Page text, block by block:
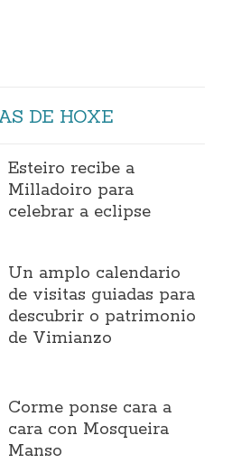
DE HOXE
Esteiro recibe a
Milladoiro para
celebrar a eclipse
Un amplo calendario
de visitas guiadas para
descubrir o patrimonio
de Vimianzo
Corme ponse cara a
cara con Mosqueira
Manso